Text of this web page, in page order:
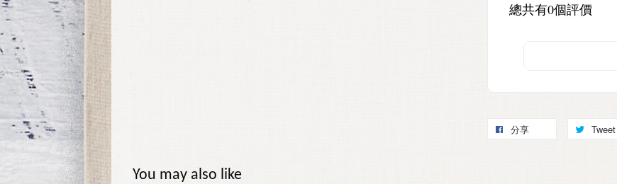
總共有0個評價
分享 Tweet
You may also like